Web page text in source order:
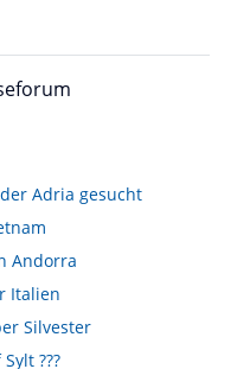
Adria gesucht
Andorra
Italien
Silvester
???